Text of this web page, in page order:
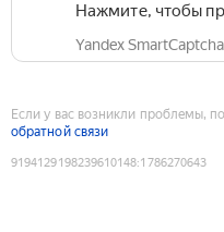
Нажмите, чтобы
Yandex SmartCaptcha
Если у вас возникли проблемы,
обратной связи
9194129198239610148:1786270643